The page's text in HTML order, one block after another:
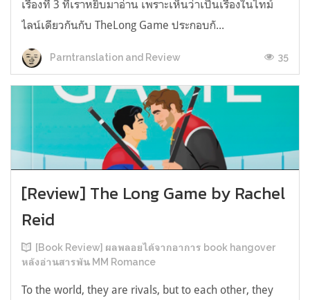
เรื่องที่ 3 ที่เราหยิบมาอ่าน เพราะเห็นว่าเป็นเรื่องในไทม์
ไลน์เดียวกันกับ TheLong Game ประกอบกั...
Parntranslation and Review 35
[Review] The Long Game by Rachel
Reid
[Book Review] ผลพลอยได้จากอาการ book hangover
หลังอ่านสารพัน MM Romance
To the world, they are rivals, but to each other, they